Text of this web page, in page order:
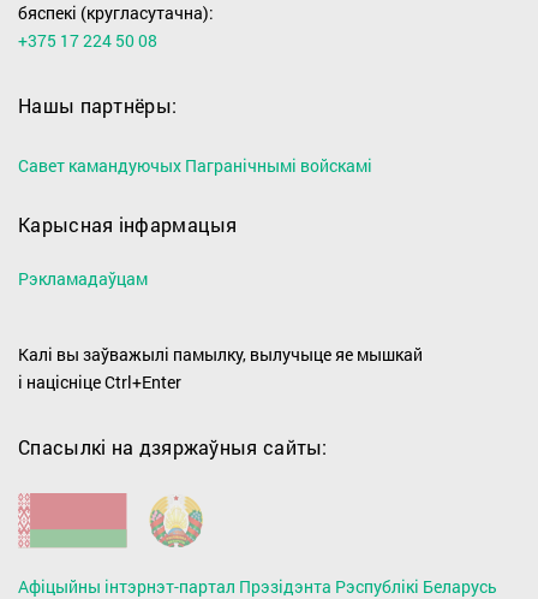
бяспекі (кругласутачна):
+375 17 224 50 08
Нашы партнёры:
Савет камандуючых Пагранічнымі войскамі
Карысная інфармацыя
Рэкламадаўцам
Калі вы заўважылі памылку, вылучыце яе мышкай
і націсніце Ctrl+Enter
Спасылкі на дзяржаўныя сайты:
Афіцыйны інтэрнэт-партал Прэзідэнта Рэспублікі Беларусь